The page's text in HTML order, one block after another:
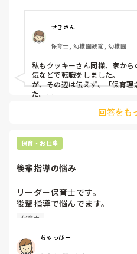
皆さんは、志望動機をどのよ
音はどうですか？
せきさん
保育士, 幼稚園教諭, 幼稚園
私もクッキーさん同様、家か
気などで転職をしました。
が、その辺は伝えず、「保育
た。
回答をも
保育・お仕事
後輩指導の悩み
リーダー保育士です。
後輩指導で悩んでます。
初めて年長を持つ後輩がいます
いで様子見てると直前になる
り
保育士
ちゃっぴー